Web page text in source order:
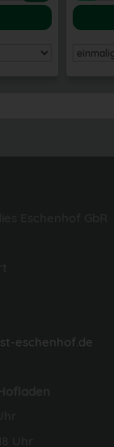
eschenhof.de